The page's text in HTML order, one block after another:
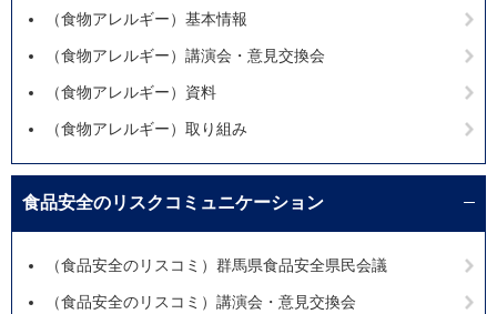
（食物アレルギー）基本情報
（食物アレルギー）講演会・意見交換会
（食物アレルギー）資料
（食物アレルギー）取り組み
食品安全のリスクコミュニケーション
（食品安全のリスコミ）群馬県食品安全県民会議
（食品安全のリスコミ）講演会・意見交換会